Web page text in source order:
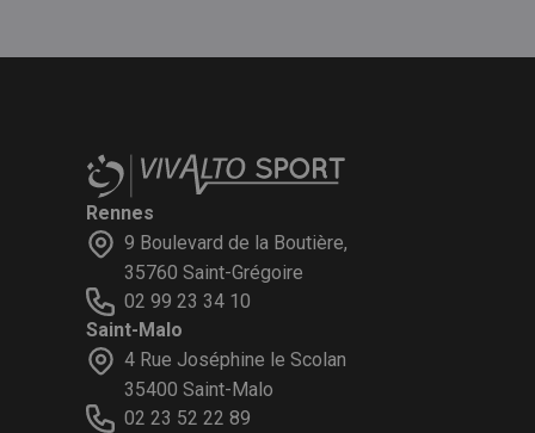
Rennes
9 Boulevard de la Boutière,
35760 Saint-Grégoire
02 99 23 34 10
Saint-Malo
4 Rue Joséphine le Scolan
35400 Saint-Malo
02 23 52 22 89